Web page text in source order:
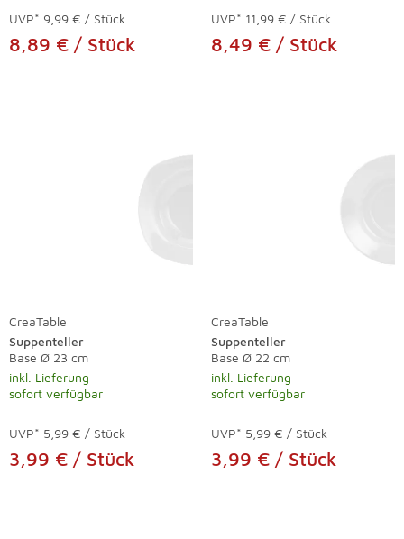
UVP* 9,99 € / Stück
8,89 € / Stück
UVP* 11,99 € / Stück
8,49 € / Stück
CreaTable
Suppenteller
Base Ø 23 cm
inkl. Lieferung
sofort verfügbar
UVP* 5,99 € / Stück
3,99 € / Stück
CreaTable
Suppenteller
Base Ø 22 cm
inkl. Lieferung
sofort verfügbar
UVP* 5,99 € / Stück
3,99 € / Stück